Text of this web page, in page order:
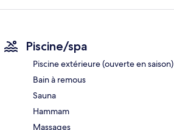
Piscine/spa
Piscine extérieure (ouverte en saison)
Bain à remous
Sauna
Hammam
Massages